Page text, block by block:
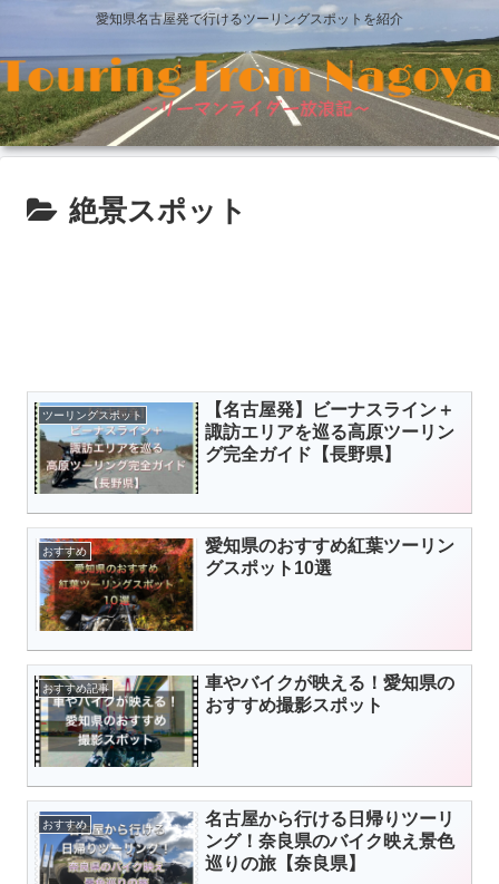
愛知県名古屋発で行けるツーリングスポットを紹介
絶景スポット
ツーリングスポット
【名古屋発】ビーナスライン＋
諏訪エリアを巡る高原ツーリン
グ完全ガイド【長野県】
おすすめ
愛知県のおすすめ紅葉ツーリン
グスポット10選
おすすめ記事
車やバイクが映える！愛知県の
おすすめ撮影スポット
おすすめ
名古屋から行ける日帰りツーリ
ング！奈良県のバイク映え景色
巡りの旅【奈良県】